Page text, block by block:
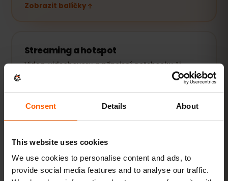
Consent Details About
This website uses cookies
We use cookies to personalise content and ads, to
provide social media features and to analyse our traffic.
Zobrazit balíčky
Streaming a hotspot
Videa, videohovory a připojení notebooku či
20 GB+ nebo Unlimited
Zobrazit balíčky
Všechny hodnoty jsou orientační. Skutečná spotřeba závisí
na zařízení, nastavení aplikací a způsobu používání.